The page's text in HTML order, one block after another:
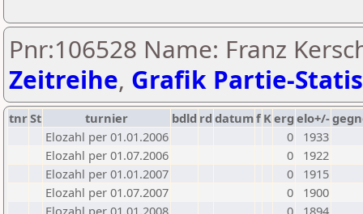
Pnr:106528 Name: Franz
Zeitreihe, Grafik Partie-
tnrSt turnier bdld rd datumf Kerg elo+/-
Elozahl per 01.01.2006
0
1933
Elozahl per 01.07.2006
0
1922
Elozahl per 01.01.2007
0
1915
Elozahl per 01.07.2007
0
1900
Elozahl per 01.01.2008
0
1894